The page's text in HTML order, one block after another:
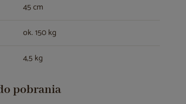
45 cm
ok. 150 kg
4,5 kg
pobrania